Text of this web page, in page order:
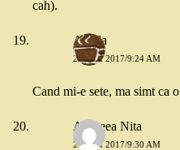
cah).
Aniela
26 MAI 2017/9:24 AM
Cand mi-e sete, ma simt ca
Andreea Nita
26 MAI 2017/9:30 AM